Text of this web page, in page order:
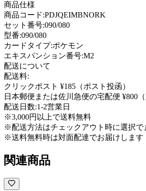
商品仕様
商品コード:PDJQEIMBNORK
セット番号:090/080
型番:090/080
カードタイプ:ポケモン
エキスパンション番号:M2
配送について
配送料:
クリックポスト ¥185（ポスト投函）
日本郵便または佐川急便の宅配便 ¥800（
配送日数:1-2営業日
※3,000円以上で送料無料
※配送方法はチェックアウト時に選択で
※送料無料時は対面配達でお届けします
関連商品